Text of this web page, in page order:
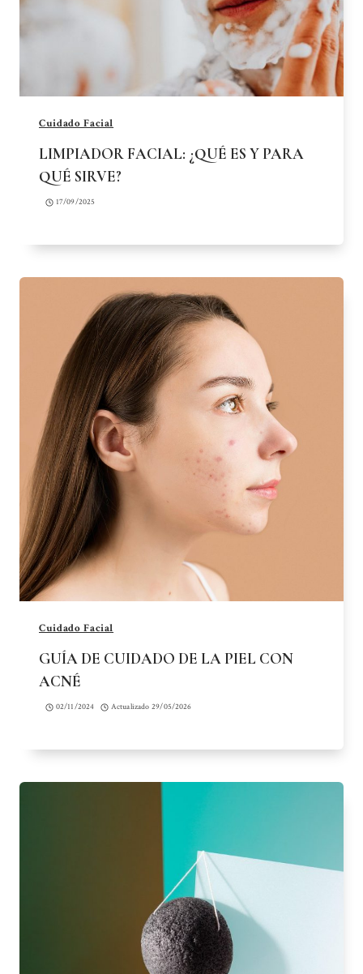
Cuidado Facial
LIMPIADOR FACIAL: ¿QUÉ ES Y PARA
QUÉ SIRVE?
17/09/2025
Cuidado Facial
GUÍA DE CUIDADO DE LA PIEL CON
ACNÉ
02/11/2024 Actualizado 29/05/2026